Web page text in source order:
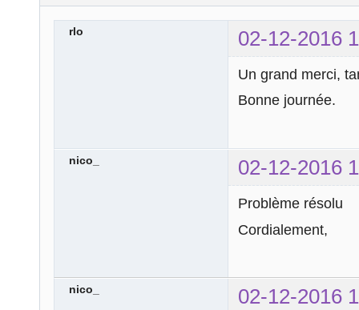
rlo 02-12-2016
Un grand merci,
Bonne journée.
nico_ 02-12-2016
Problème résolu
Cordialement,
nico_ 02-12-2016